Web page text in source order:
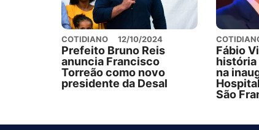
COTIDIANO 12/10/2024
Prefeito Bruno Reis
anuncia Francisco
Torreão como novo
presidente da Desal
Fábio
história
na
São